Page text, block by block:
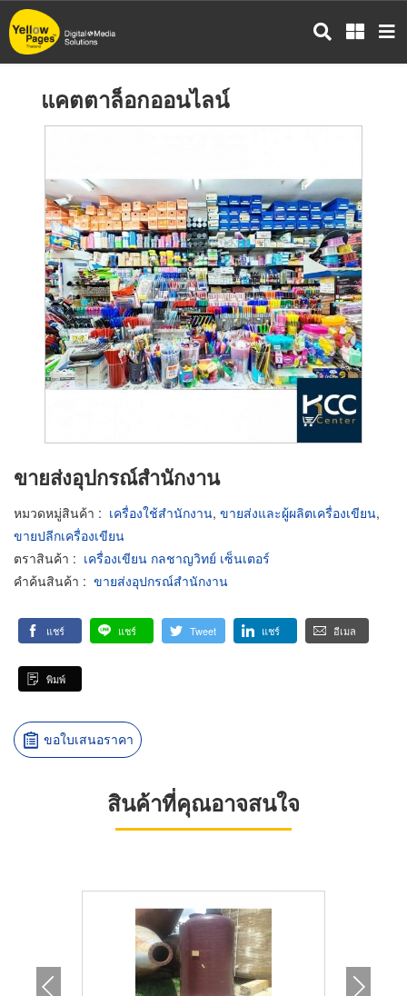
ข้าม
ไป
แคตตาล็อกออนไลน์
ขายส่งอุปกรณ์สำนักงาน
หมวดหมู่สินค้า : เครื่องใช้สำนักงาน, ขายส่งและผู้ผลิตเครื่องเขียน,
ขายปลีกเครื่องเขียน
ตราสินค้า : เครื่องเขียน กลชาญวิทย์ เซ็นเตอร์
คำค้นสินค้า : ขายส่งอุปกรณ์สำนักงาน
แชร์ แชร์ Tweet แชร์ อีเมล
พิมพ์
ขอใบเสนอราคา
สินค้าที่คุณอาจสนใจ